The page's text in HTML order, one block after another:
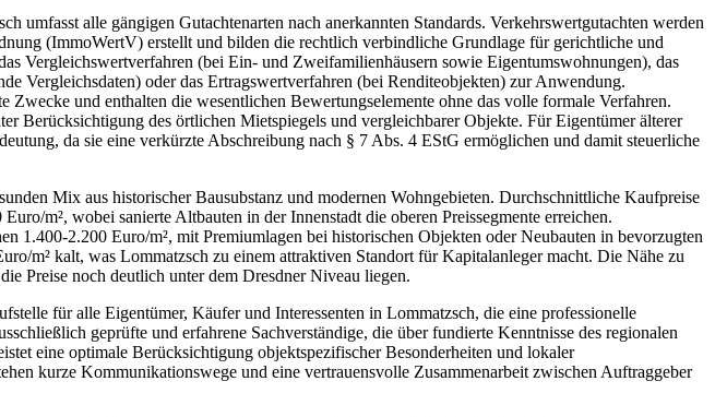
umfasst alle gängigen Gutachtenarten nach anerkannten Standards. Verkehrswertgutachten werden
(ImmoWertV) erstellt und bilden die rechtlich verbindliche Grundlage für gerichtliche und
Vergleichswertverfahren (bei Ein- und Zweifamilienhäusern sowie Eigentumswohnungen), das
Vergleichsdaten) oder das Ertragswertverfahren (bei Renditeobjekten) zur Anwendung.
und enthalten die wesentlichen Bewertungselemente ohne das volle formale Verfahren.
Berücksichtigung des örtlichen Mietspiegels und vergleichbarer Objekte. Für Eigentümer älterer
da sie eine verkürzte Abschreibung nach § 7 Abs. 4 EStG ermöglichen und damit steuerliche
Mix aus historischer Bausubstanz und modernen Wohngebieten. Durchschnittliche Kaufpreise
m², wobei sanierte Altbauten in der Innenstadt die oberen Preissegmente erreichen.
1.400-2.200 Euro/m², mit Premiumlagen bei historischen Objekten oder Neubauten in bevorzugten
m² kalt, was Lommatzsch zu einem attraktiven Standort für Kapitalanleger macht. Die Nähe zu
Preise noch deutlich unter dem Dresdner Niveau liegen.
für alle Eigentümer, Käufer und Interessenten in Lommatzsch, die eine professionelle
geprüfte und erfahrene Sachverständige, die über fundierte Kenntnisse des regionalen
eine optimale Berücksichtigung objektspezifischer Besonderheiten und lokaler
kurze Kommunikationswege und eine vertrauensvolle Zusammenarbeit zwischen Auftraggeber